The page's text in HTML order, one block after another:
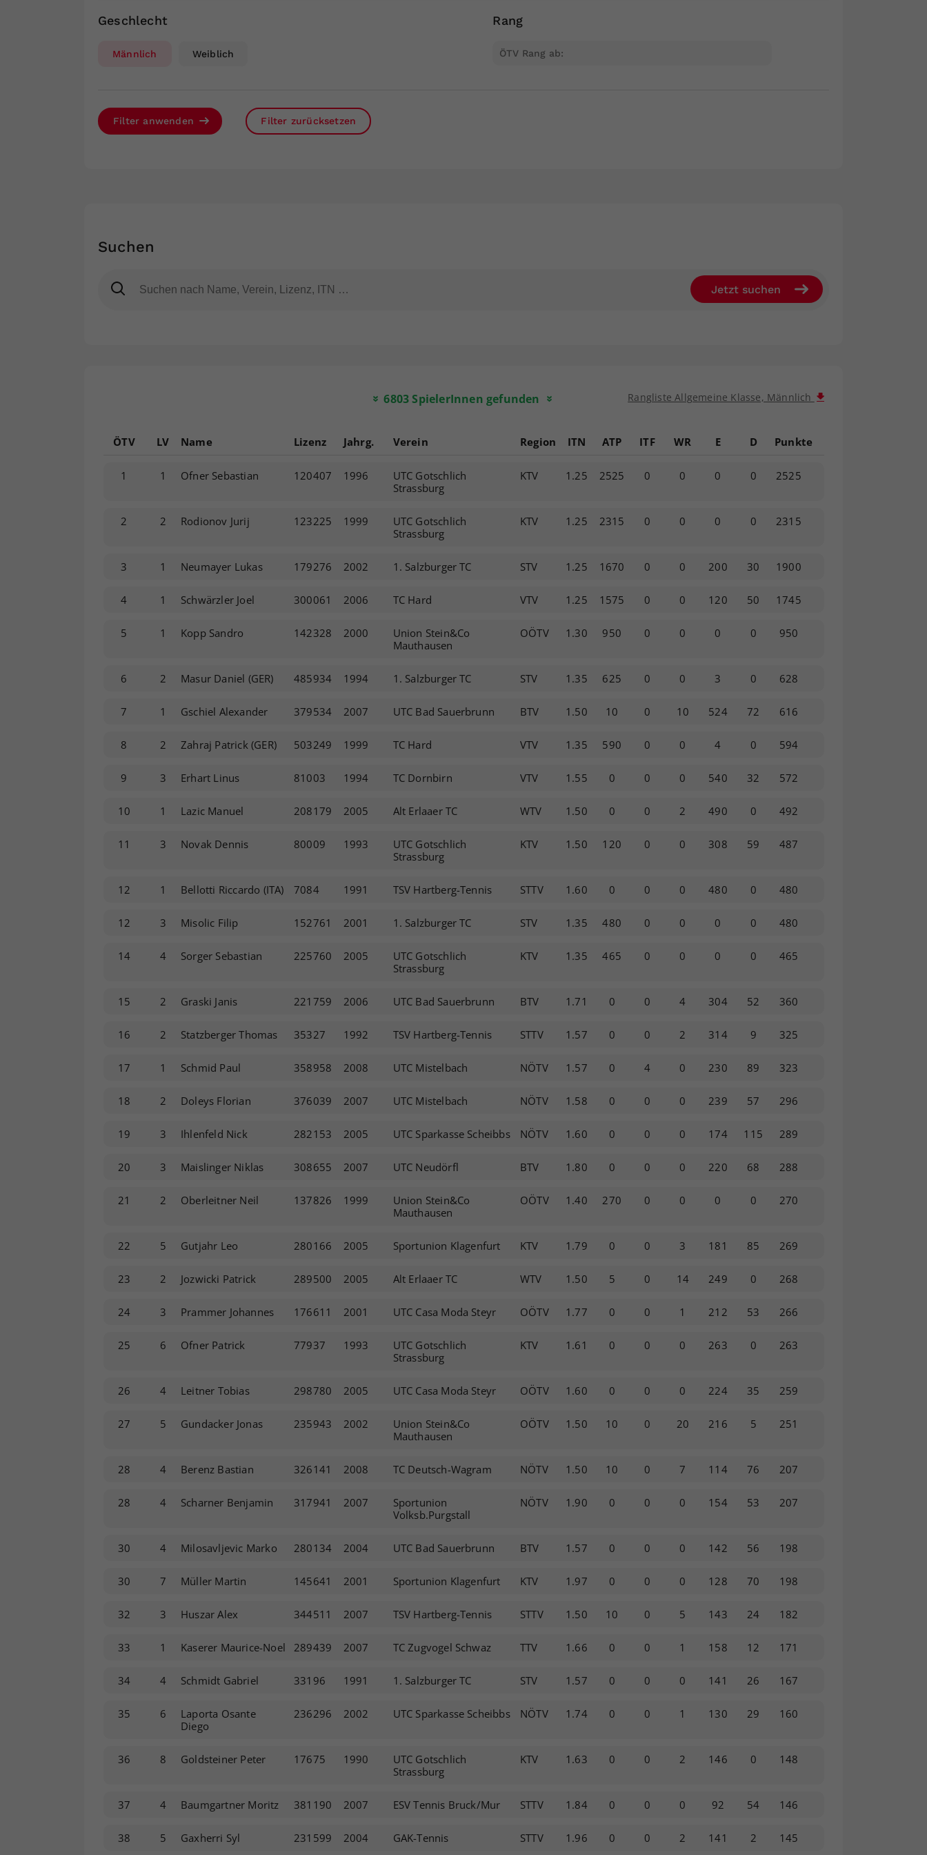
Geschlecht
Männlich Weiblich
Rang
Filter anwenden Filter zurücksetzen
Suchen
Rangliste Allgemeine Klasse, Männlich
»6803SpielerInnen gefunden »
ÖTV LV Name Lizenz Jahrg. Verein Region ITN ATP ITF WR E D Punkte
1 1 Ofner Sebastian 120407 1996
UTC Gotschlich
Strassburg
KTV 1.25 2525 0 0 0 0 2525
2 2 Rodionov Jurij 123225 1999
UTC Gotschlich
Strassburg
KTV 1.25 2315 0 0 0 0 2315
3 1 Neumayer Lukas 179276 2002 1. Salzburger TC STV 1.25 1670 0 0 200 30 1900
4 1 Schwärzler Joel 300061 2006 TC Hard VTV 1.25 1575 0 0 120 50 1745
5 1 Kopp Sandro 142328 2000
Union Stein&Co
Mauthausen
OÖTV 1.30 950 0 0 0 0 950
6 2 Masur Daniel (GER) 485934 1994 1. Salzburger TC STV 1.35 625 0 0 3 0 628
7 1 Gschiel Alexander 379534 2007 UTC Bad Sauerbrunn BTV 1.50 10 0 10 524 72 616
8 2 Zahraj Patrick (GER) 503249 1999 TC Hard VTV 1.35 590 0 0 4 0 594
9 3 Erhart Linus 81003 1994 TC Dornbirn VTV 1.55 0 0 0 540 32 572
10 1 Lazic Manuel 208179 2005 Alt Erlaaer TC WTV 1.50 0 0 2 490 0 492
11 3 Novak Dennis 80009 1993
UTC Gotschlich
Strassburg
KTV 1.50 120 0 0 308 59 487
12 1 Bellotti Riccardo (ITA) 7084 1991 TSV Hartberg-Tennis STTV 1.60 0 0 0 480 0 480
12 3 Misolic Filip 152761 2001 1. Salzburger TC STV 1.35 480 0 0 0 0 480
14 4 Sorger Sebastian 225760 2005
UTC Gotschlich
Strassburg
KTV 1.35 465 0 0 0 0 465
15 2 Graski Janis 221759 2006 UTC Bad Sauerbrunn BTV 1.71 0 0 4 304 52 360
16 2 Statzberger Thomas 35327 1992 TSV Hartberg-Tennis STTV 1.57 0 0 2 314 9 325
17 1 Schmid Paul 358958 2008 UTC Mistelbach NÖTV 1.57 0 4 0 230 89 323
18 2 Doleys Florian 376039 2007 UTC Mistelbach NÖTV 1.58 0 0 0 239 57 296
19 3 Ihlenfeld Nick 282153 2005 UTC Sparkasse Scheibbs NÖTV 1.60 0 0 0 174 115 289
20 3 Maislinger Niklas 308655 2007 UTC Neudörfl BTV 1.80 0 0 0 220 68 288
21 2 Oberleitner Neil 137826 1999
Union Stein&Co
Mauthausen
OÖTV 1.40 270 0 0 0 0 270
22 5 Gutjahr Leo 280166 2005 Sportunion Klagenfurt KTV 1.79 0 0 3 181 85 269
23 2 Jozwicki Patrick 289500 2005 Alt Erlaaer TC WTV 1.50 5 0 14 249 0 268
24 3 Prammer Johannes 176611 2001 UTC Casa Moda Steyr OÖTV 1.77 0 0 1 212 53 266
25 6 Ofner Patrick 77937 1993
UTC Gotschlich
Strassburg
KTV 1.61 0 0 0 263 0 263
26 4 Leitner Tobias 298780 2005 UTC Casa Moda Steyr OÖTV 1.60 0 0 0 224 35 259
27 5 Gundacker Jonas 235943 2002
Union Stein&Co
Mauthausen
OÖTV 1.50 10 0 20 216 5 251
28 4 Berenz Bastian 326141 2008 TC Deutsch-Wagram NÖTV 1.50 10 0 7 114 76 207
28 4 Scharner Benjamin 317941 2007
Sportunion
Volksb.Purgstall
NÖTV 1.90 0 0 0 154 53 207
30 4 Milosavljevic Marko 280134 2004 UTC Bad Sauerbrunn BTV 1.57 0 0 0 142 56 198
30 7 Müller Martin 145641 2001 Sportunion Klagenfurt KTV 1.97 0 0 0 128 70 198
32 3 Huszar Alex 344511 2007 TSV Hartberg-Tennis STTV 1.50 10 0 5 143 24 182
33 1 Kaserer Maurice-Noel 289439 2007 TC Zugvogel Schwaz TTV 1.66 0 0 1 158 12 171
34 4 Schmidt Gabriel 33196 1991 1. Salzburger TC STV 1.57 0 0 0 141 26 167
35 6
Laporta Osante
Diego
236296 2002 UTC Sparkasse Scheibbs NÖTV 1.74 0 0 1 130 29 160
36 8 Goldsteiner Peter 17675 1990
UTC Gotschlich
Strassburg
KTV 1.63 0 0 2 146 0 148
37 4 Baumgartner Moritz 381190 2007 ESV Tennis Bruck/Mur STTV 1.84 0 0 0 92 54 146
38 5 Gaxherri Syl 231599 2004 GAK-Tennis STTV 1.96 0 0 2 141 2 145
Ihrer vorgenommen Einstellungen, falls der